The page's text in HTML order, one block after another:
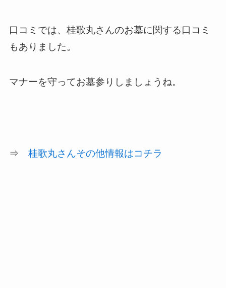
口コミでは、桂歌丸さんのお墓に関する口コミ
もありました。
マナーを守ってお墓参りしましょうね。
⇒ 桂歌丸さんその他情報はコチラ